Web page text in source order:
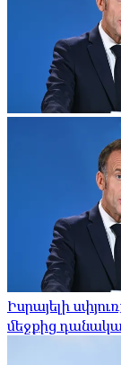
Իսրայելի
մեջքից